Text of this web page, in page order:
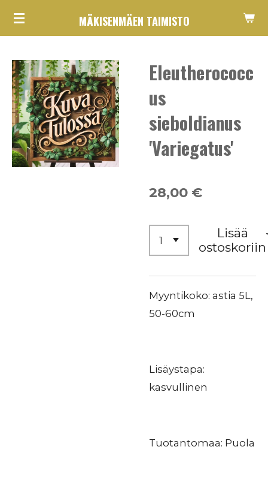
Siirry
MÄKISENMÄEN TAIMISTO
Eleutherococc
us
sieboldianus
'Variegatus'
28,00 €
Lisää
ostoskoriin
Myyntikoko: astia 5L,
50-60cm
Lisäystapa:
kasvullinen
Tuotantomaa: Puola